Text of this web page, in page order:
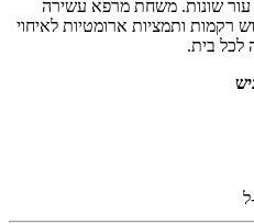
עור שונות. משחת מרפא עשירה
רקמות ותמציות ארומטיות לאיחוי
לכל בית.